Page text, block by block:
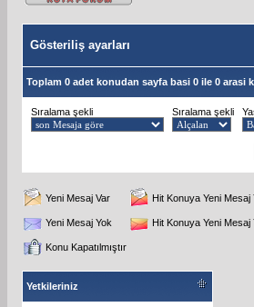
Gösteriliş ayarları
Toplam 0 adet konudan sayfa basi 0 ile 0 arasi
Sıralama şekli Sıralama şekli
Yeni Mesaj Var Hit Konuya Yeni Mesaj
Yeni Mesaj Yok Hit Konuya Yeni Mesaj
Konu Kapatılmıştır
Yetkileriniz